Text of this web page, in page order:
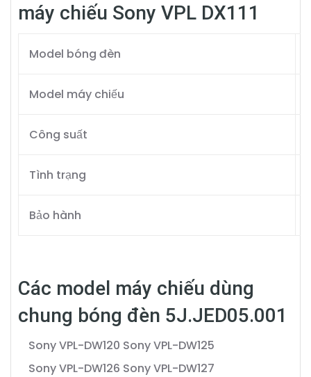
máy chiếu Sony VPL DX111
Model bóng đèn
Model máy chiếu
Công suất
Tình trạng
Bảo hành
Các model máy chiếu dùng
chung bóng đèn 5J.JED05.001
Sony VPL-DW120 Sony VPL-DW125
Sony VPL-DW126 Sony VPL-DW127